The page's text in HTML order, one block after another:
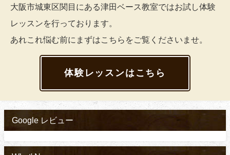
大阪市城東区関目にある津田ベース教室ではお試し体験
レッスンを行っております。
あれこれ悩む前にまずはこちらをご覧くださいませ。
体験レッスンはこちら
Google レビュー